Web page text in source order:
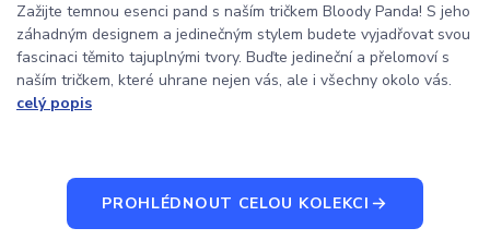
Zažijte temnou esenci pand s naším tričkem Bloody Panda! S jeho
záhadným designem a jedinečným stylem budete vyjadřovat svou
fascinaci těmito tajuplnými tvory. Buďte jedineční a přelomoví s
naším tričkem, které uhrane nejen vás, ale i všechny okolo vás.
celý popis
PROHLÉDNOUT CELOU KOLEKCI